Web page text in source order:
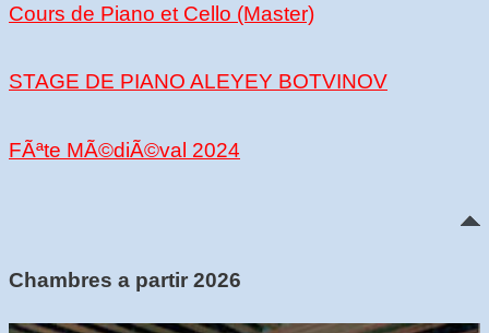
Cours de Piano et Cello (Master)
STAGE DE PIANO ALEYEY BOTVINOV
FÃªte MÃ©diÃ©val 2024
Chambres a partir 2026